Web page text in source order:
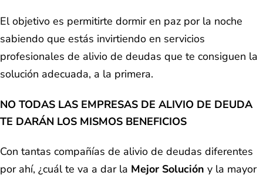
El objetivo es permitirte dormir en paz por la noche
sabiendo que estás invirtiendo en servicios
profesionales de alivio de deudas que te consiguen la
solución adecuada, a la primera.
NO TODAS LAS EMPRESAS DE ALIVIO DE DEUDA
TE DARÁN LOS MISMOS BENEFICIOS
Con tantas compañías de alivio de deudas diferentes
por ahí, ¿cuál te va a dar la Mejor Solución y la mayor